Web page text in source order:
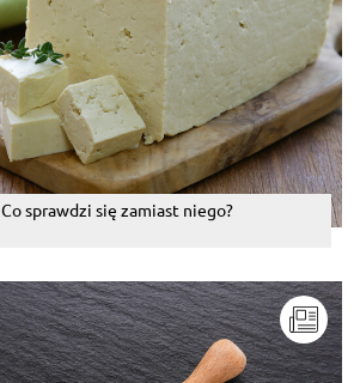
sprawdzi się zamiast niego?